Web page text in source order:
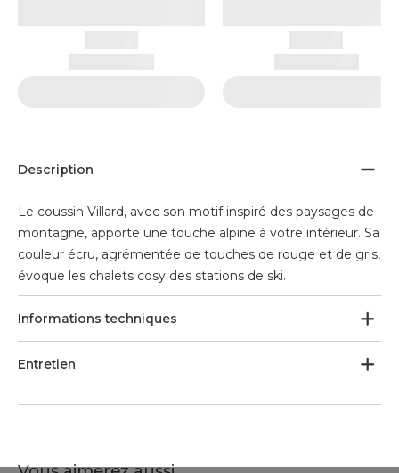
Description
Le coussin Villard, avec son motif inspiré des paysages de
montagne, apporte une touche alpine à votre intérieur. Sa
couleur écru, agrémentée de touches de rouge et de gris,
évoque les chalets cosy des stations de ski.
Informations techniques
Entretien